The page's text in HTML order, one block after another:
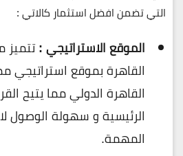
التي تضمن افضل استثمار كالاتي :
الموقع الاستراتيجي :
القاهرة بموقع استراتيجي
القاهرة الدولي مما يتيح
الرئيسية و سهولة الوصول
المهمة.